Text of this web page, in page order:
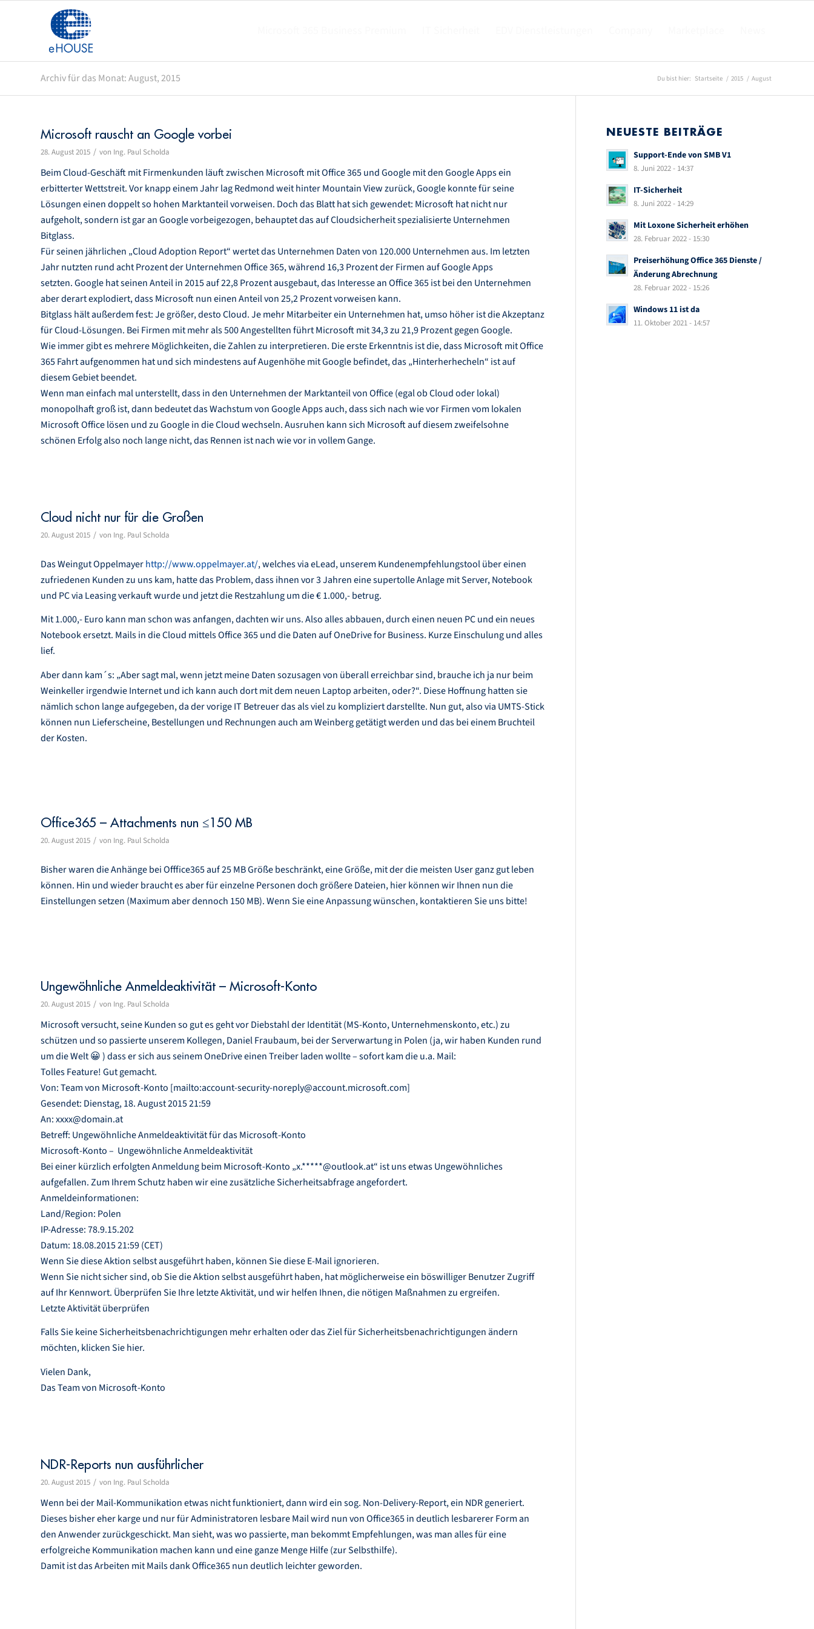
Archiv für das Monat: August, 2015 Du bist hier: Startseite / 2015 / August
Microsoft rauscht an Google vorbei
28. August 2015 / von Ing. Paul Scholda
Beim Cloud-Geschäft mit Firmenkunden läuft zwischen Microsoft mit Office 365 und Google mit den Google Apps ein
erbitterter Wettstreit. Vor knapp einem Jahr lag Redmond weit hinter Mountain View zurück, Google konnte für seine
Lösungen einen doppelt so hohen Marktanteil vorweisen. Doch das Blatt hat sich gewendet: Microsoft hat nicht nur
aufgeholt, sondern ist gar an Google vorbeigezogen, behauptet das auf Cloudsicherheit spezialisierte Unternehmen
Bitglass.
Für seinen jährlichen „Cloud Adoption Report“ wertet das Unternehmen Daten von 120.000 Unternehmen aus. Im letzten
Jahr nutzten rund acht Prozent der Unternehmen Office 365, während 16,3 Prozent der Firmen auf Google Apps
setzten. Google hat seinen Anteil in 2015 auf 22,8 Prozent ausgebaut, das Interesse an Office 365 ist bei den Unternehmen
aber derart explodiert, dass Microsoft nun einen Anteil von 25,2 Prozent vorweisen kann.
Bitglass hält außerdem fest: Je größer, desto Cloud. Je mehr Mitarbeiter ein Unternehmen hat, umso höher ist die Akzeptanz
für Cloud-Lösungen. Bei Firmen mit mehr als 500 Angestellten führt Microsoft mit 34,3 zu 21,9 Prozent gegen Google.
Wie immer gibt es mehrere Möglichkeiten, die Zahlen zu interpretieren. Die erste Erkenntnis ist die, dass Microsoft mit Office
365 Fahrt aufgenommen hat und sich mindestens auf Augenhöhe mit Google befindet, das „Hinterherhecheln“ ist auf
diesem Gebiet beendet.
Wenn man einfach mal unterstellt, dass in den Unternehmen der Marktanteil von Office (egal ob Cloud oder lokal)
monopolhaft groß ist, dann bedeutet das Wachstum von Google Apps auch, dass sich nach wie vor Firmen vom lokalen
Microsoft Office lösen und zu Google in die Cloud wechseln. Ausruhen kann sich Microsoft auf diesem zweifelsohne
schönen Erfolg also noch lange nicht, das Rennen ist nach wie vor in vollem Gange.
Cloud nicht nur für die Großen
20. August 2015 / von Ing. Paul Scholda
Das Weingut Oppelmayerhttp://www.oppelmayer.at/, welches via eLead, unserem Kundenempfehlungstool über einen
zufriedenen Kunden zu uns kam, hatte das Problem, dass ihnen vor 3 Jahren eine supertolle Anlage mit Server, Notebook
und PC via Leasing verkauft wurde und jetzt die Restzahlung um die € 1.000,- betrug.
Mit 1.000,- Euro kann man schon was anfangen, dachten wir uns. Also alles abbauen, durch einen neuen PC und ein neues
Notebook ersetzt. Mails in die Cloud mittels Office 365 und die Daten auf OneDrive for Business. Kurze Einschulung und alles
lief.
Aber dann kam´s: „Aber sagt mal, wenn jetzt meine Daten sozusagen von überall erreichbar sind, brauche ich ja nur beim
Weinkeller irgendwie Internet und ich kann auch dort mit dem neuen Laptop arbeiten, oder?“. Diese Hoffnung hatten sie
nämlich schon lange aufgegeben, da der vorige IT Betreuer das als viel zu kompliziert darstellte. Nun gut, also via UMTS-Stick
können nun Lieferscheine, Bestellungen und Rechnungen auch am Weinberg getätigt werden und das bei einem Bruchteil
der Kosten.
Office365 – Attachments nun ≤150 MB
20. August 2015 / von Ing. Paul Scholda
Bisher waren die Anhänge bei Offfice365 auf 25 MB Größe beschränkt, eine Größe, mit der die meisten User ganz gut leben
können. Hin und wieder braucht es aber für einzelne Personen doch größere Dateien, hier können wir Ihnen nun die
Einstellungen setzen (Maximum aber dennoch 150 MB). Wenn Sie eine Anpassung wünschen, kontaktieren Sie uns bitte!
Ungewöhnliche Anmeldeaktivität – Microsoft-Konto
20. August 2015 / von Ing. Paul Scholda
Microsoft versucht, seine Kunden so gut es geht vor Diebstahl der Identität (MS-Konto, Unternehmenskonto, etc.) zu
schützen und so passierte unserem Kollegen, Daniel Fraubaum, bei der Serverwartung in Polen (ja, wir haben Kunden rund
um die Welt 😀 ) dass er sich aus seinem OneDrive einen Treiber laden wollte – sofort kam die u.a. Mail:
Tolles Feature! Gut gemacht.
Von: Team von Microsoft-Konto [mailto:account-security-noreply@account.microsoft.com]
Gesendet: Dienstag, 18. August 2015 21:59
An: xxxx@domain.at
Betreff: Ungewöhnliche Anmeldeaktivität für das Microsoft-Konto
Microsoft-Konto – Ungewöhnliche Anmeldeaktivität
Bei einer kürzlich erfolgten Anmeldung beim Microsoft-Konto „x.*****@outlook.at“ ist uns etwas Ungewöhnliches
aufgefallen. Zum Ihrem Schutz haben wir eine zusätzliche Sicherheitsabfrage angefordert.
Anmeldeinformationen:
Land/Region: Polen
IP-Adresse: 78.9.15.202
Datum: 18.08.2015 21:59 (CET)
Wenn Sie diese Aktion selbst ausgeführt haben, können Sie diese E-Mail ignorieren.
Wenn Sie nicht sicher sind, ob Sie die Aktion selbst ausgeführt haben, hat möglicherweise ein böswilliger Benutzer Zugriff
auf Ihr Kennwort. Überprüfen Sie Ihre letzte Aktivität, und wir helfen Ihnen, die nötigen Maßnahmen zu ergreifen.
Letzte Aktivität überprüfen
Falls Sie keine Sicherheitsbenachrichtigungen mehr erhalten oder das Ziel für Sicherheitsbenachrichtigungen ändern
möchten, klicken Sie hier.
Vielen Dank,
Das Team von Microsoft-Konto
NDR-Reports nun ausführlicher
20. August 2015 / von Ing. Paul Scholda
Wenn bei der Mail-Kommunikation etwas nicht funktioniert, dann wird ein sog. Non-Delivery-Report, ein NDR generiert.
Dieses bisher eher karge und nur für Administratoren lesbare Mail wird nun von Office365 in deutlich lesbarerer Form an
den Anwender zurückgeschickt. Man sieht, was wo passierte, man bekommt Empfehlungen, was man alles für eine
erfolgreiche Kommunikation machen kann und eine ganze Menge Hilfe (zur Selbsthilfe).
Damit ist das Arbeiten mit Mails dank Office365 nun deutlich leichter geworden.
NEUESTE BEITRÄGE
Support-Ende von SMB V1
8. Juni 2022 - 14:37
IT-Sicherheit
8. Juni 2022 - 14:29
Mit Loxone Sicherheit erhöhen
28. Februar 2022 - 15:30
Preiserhöhung Office 365 Dienste /
Änderung Abrechnung
28. Februar 2022 - 15:26
Windows 11 ist da
11. Oktober 2021 - 14:57